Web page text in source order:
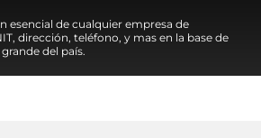
esencial de cualquier empresa de
dirección, teléfono, y mas en la base de
del país.